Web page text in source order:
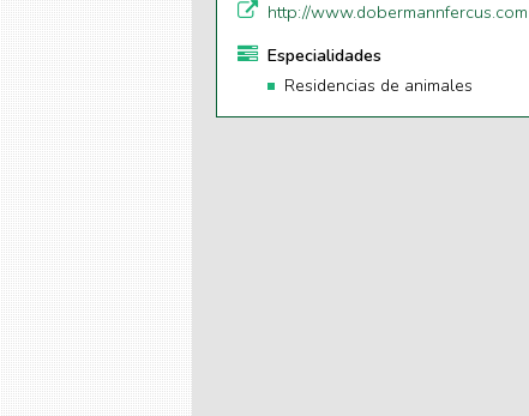
http://www.dobermannfercus.com
Especialidades
Residencias de animales